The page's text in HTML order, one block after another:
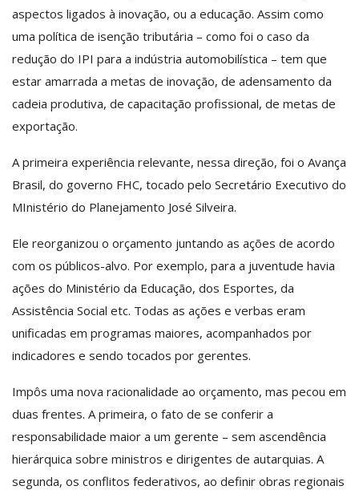
aspectos ligados à inovação, ou a educação. Assim como
uma política de isenção tributária – como foi o caso da
redução do IPI para a indústria automobilística – tem que
estar amarrada a metas de inovação, de adensamento da
cadeia produtiva, de capacitação profissional, de metas de
exportação.
A primeira experiência relevante, nessa direção, foi o Avança
Brasil, do governo FHC, tocado pelo Secretário Executivo do
MInistério do Planejamento José Silveira.
Ele reorganizou o orçamento juntando as ações de acordo
com os públicos-alvo. Por exemplo, para a juventude havia
ações do Ministério da Educação, dos Esportes, da
Assistência Social etc. Todas as ações e verbas eram
unificadas em programas maiores, acompanhados por
indicadores e sendo tocados por gerentes.
Impôs uma nova racionalidade ao orçamento, mas pecou em
duas frentes. A primeira, o fato de se conferir a
responsabilidade maior a um gerente – sem ascendência
hierárquica sobre ministros e dirigentes de autarquias. A
segunda, os conflitos federativos, ao definir obras regionais